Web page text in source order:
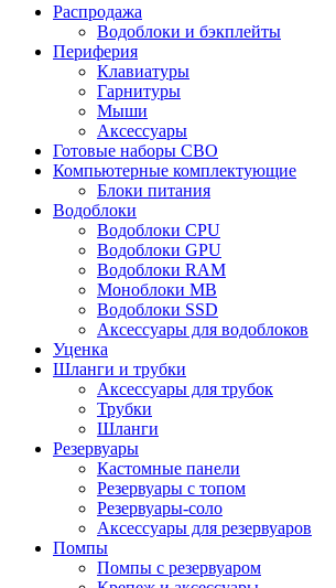
Распродажа
Водоблоки и бэкплейты
Периферия
Клавиатуры
Гарнитуры
Мыши
Аксессуары
Готовые наборы СВО
Компьютерные комплектующие
Блоки питания
Водоблоки
Водоблоки CPU
Водоблоки GPU
Водоблоки RAM
Моноблоки MB
Водоблоки SSD
Аксессуары для водоблоков
Уценка
Шланги и трубки
Аксессуары для трубок
Трубки
Шланги
Резервуары
Кастомные панели
Резервуары с топом
Резервуары-соло
Аксессуары для резервуаров
Помпы
Помпы с резервуаром